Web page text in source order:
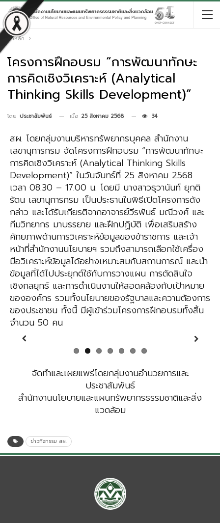
หน้าหลัก
โครงการฝึกอบรม “การพัฒนาทักษะ
การคิดเชิงวิเคราะห์ (Analytical
Thinking Skills Development)”
โดย ประชาสัมพันธ์ เมื่อ 25 สิงหาคม 2568 34
สผ. โดยกลุ่มงานบริหารทรัพยากรบุคคล สำนักงาน
เลขานุการกรม จัดโครงการฝึกอบรม “การพัฒนาทักษะ
การคิดเชิงวิเคราะห์ (Analytical Thinking Skills
Development)” ในวันจันทร์ที่ 25 สิงหาคม 2568
เวลา 08.30 – 17.00 น. โดยมี นางสาวธุวานันท์ ยุกติ
รัตน เลขานุการกรม เป็นประธานในพิธีเปิดโครงการดัง
กล่าว และได้รับเกียรติจากอาจารย์วีรพันธ์ มณีวงศ์ และ
ทีมวิทยากร มาบรรยาย และฝึกปฏิบัติ เพื่อเสริมสร้าง
ศักยภาพด้านการวิเคราะห์ข้อมูลของข้าราชการ และเจ้า
หน้าที่สำนักงานนโยบายฯ รวมถึงสามารถเลือกใช้เครื่อง
มือวิเคราะห์ข้อมูลได้อย่างเหมาะสมกับสถานการณ์ และนำ
ข้อมูลที่ได้ไปประยุกต์ใช้กับการวางแผน การตัดสินใจ
เชิงกลยุทธ์ และการดำเนินงานให้สอดคล้องกับเป้าหมาย
ขององค์กร รวมทั้งนโยบายของรัฐบาลและความต้องการ
ของประชาชน ทั้งนี้ มีผู้เข้าร่วมโครงการฝึกอบรมทั้งสิ้น
จำนวน 50 คน
จัดทำและเผยแพร่โดยกลุ่มงานอำนวยการและ
ประชาสัมพันธ์
สำนักงานนโยบายและแผนทรัพยากรธรรมชาติและสิ่ง
แวดล้อม
ข่าวกิจกรรม สผ.